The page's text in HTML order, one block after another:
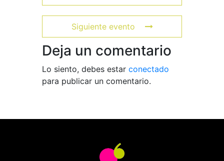
Siguiente evento
Deja un comentario
Lo siento, debes estar conectado
para publicar un comentario.